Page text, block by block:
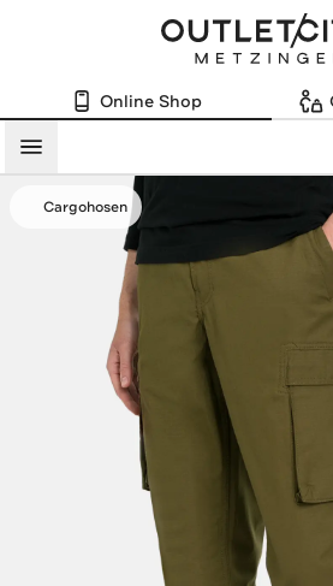
Online Shop
Menü
Cargohosen